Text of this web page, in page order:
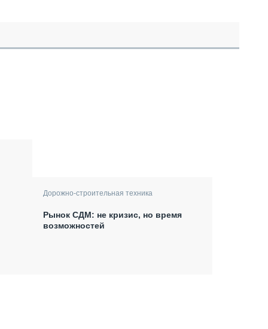
Дорожно-строительная техника
Рынок СДМ: не кризис, но время
возможностей